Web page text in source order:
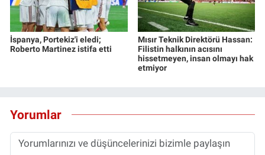
İspanya, Portekiz'i eledi;
Roberto Martinez istifa etti
Mısır Teknik Direktörü Hassan:
Filistin halkının acısını
hissetmeyen, insan olmayı hak
etmiyor
Yorumlar